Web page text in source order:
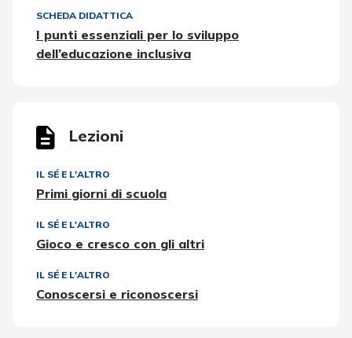
SCHEDA DIDATTICA
I punti essenziali per lo sviluppo
dell’educazione inclusiva
Lezioni
IL SÉ E L'ALTRO
Primi giorni di scuola
IL SÉ E L'ALTRO
Gioco e cresco con gli altri
IL SÉ E L'ALTRO
Conoscersi e riconoscersi